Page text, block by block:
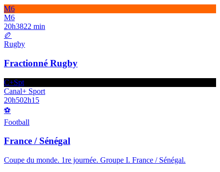
M6
M6
20h3822 min
🏉
Rugby
Fractionné Rugby
C+Spt
Canal+ Sport
20h502h15
⚽
Football
France / Sénégal
Coupe du monde. 1re journée. Groupe I. France / Sénégal.